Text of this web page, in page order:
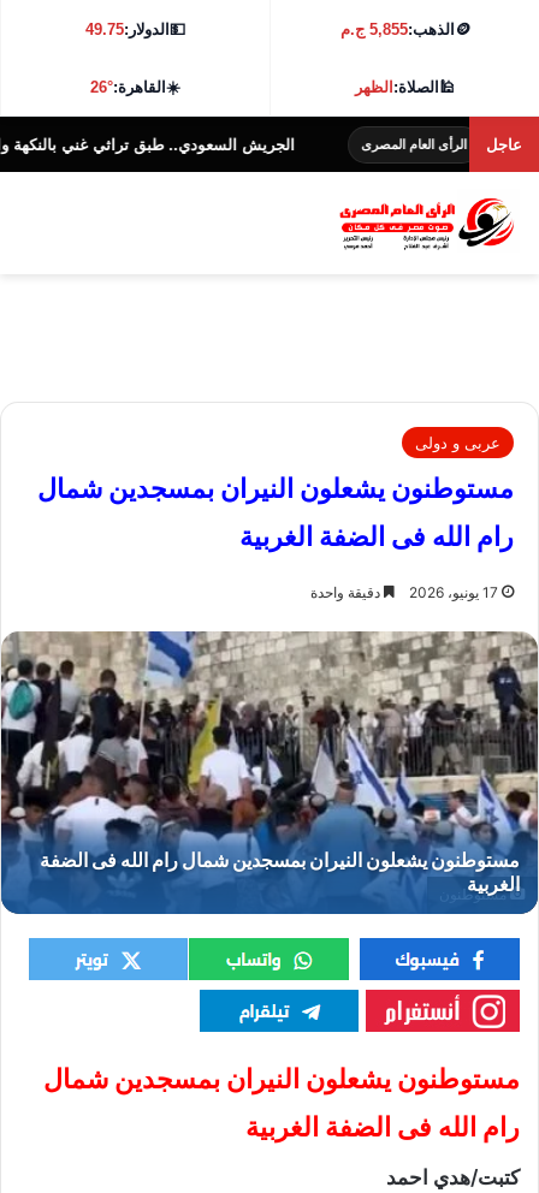
🪙 الذهب:5,855 ج.م 💵الدولار:49.75
🕌الصلاة:الظهر ☀️القاهرة:26°
عاجل
الرأى العام المصرى الجريش السعودي.. طبق تراثي غني بالنكهة والفوائد
عربى و دولى
مستوطنون يشعلون النيران بمسجدين شمال
رام الله فى الضفة الغربية
17 يونيو، 2026 دقيقة واحدة
مستوطنون
مستوطنون يشعلون النيران بمسجدين شمال
رام الله فى الضفة الغربية
كتبت/هدي احمد